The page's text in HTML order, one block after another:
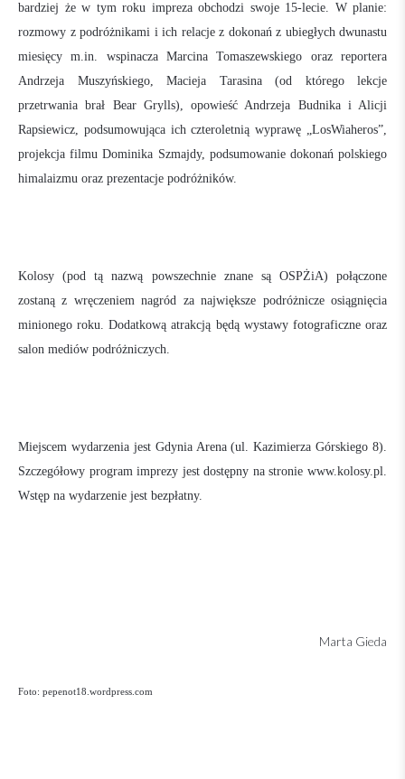
bardziej że w tym roku impreza obchodzi swoje 15-lecie. W planie:
rozmowy z podróżnikami i ich relacje z dokonań z ubiegłych dwunastu
miesięcy m.in. wspinacza Marcina Tomaszewskiego oraz reportera
Andrzeja Muszyńskiego, Macieja Tarasina (od którego lekcje
przetrwania brał Bear Grylls), opowieść Andrzeja Budnika i Alicji
Rapsiewicz, podsumowująca ich czteroletnią wyprawę „LosWiaheros”,
projekcja filmu Dominika Szmajdy, podsumowanie dokonań polskiego
himalaizmu oraz prezentacje podróżników.
Kolosy (pod tą nazwą powszechnie znane są OSPŻiA) połączone
zostaną z wręczeniem nagród za największe podróżnicze osiągnięcia
minionego roku. Dodatkową atrakcją będą wystawy fotograficzne oraz
salon mediów podróżniczych.
Miejscem wydarzenia jest Gdynia Arena (ul. Kazimierza Górskiego 8).
Szczegółowy program imprezy jest dostępny na stronie www.kolosy.pl.
Wstęp na wydarzenie jest bezpłatny.
Marta Gieda
Foto: pepenot18.wordpress.com